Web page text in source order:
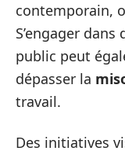
contemporain,
S’engager
public peut
dépasser la
travail.
Des initiatives